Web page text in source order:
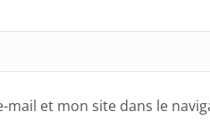
mail et mon site dans le